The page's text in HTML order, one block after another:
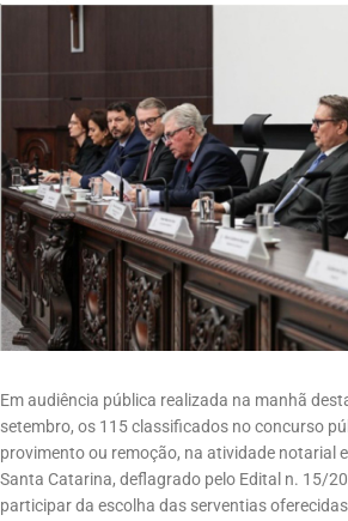
Em audiência pública realizada na manhã
setembro, os 115 classificados no concurso
provimento ou remoção, na atividade notarial
Santa Catarina, deflagrado pelo Edital n. 15/
participar da escolha das serventias